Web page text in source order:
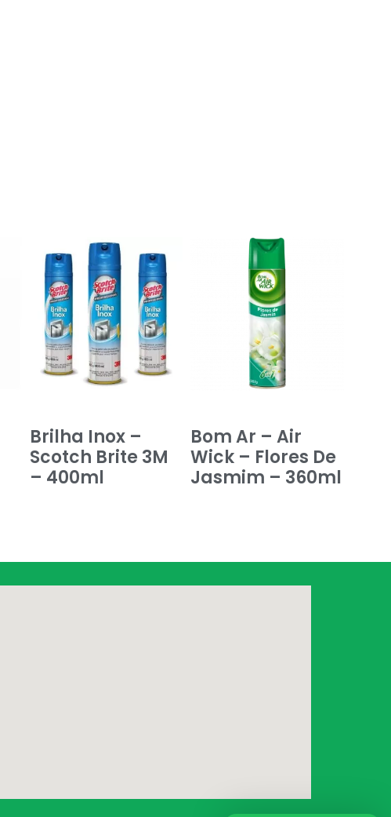
Brilha Inox –
Scotch Brite 3M
– 400ml
Bom Ar – Air
Wick – Flores De
Jasmim – 360ml